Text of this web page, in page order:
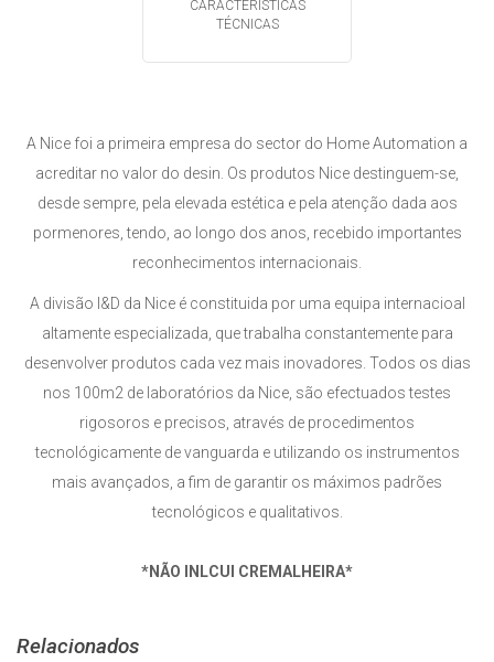
CARACTERÍSTICAS
TÉCNICAS
A Nice foi a primeira empresa do sector do Home Automation a
acreditar no valor do desin. Os produtos Nice destinguem-se,
desde sempre, pela elevada estética e pela atenção dada aos
pormenores, tendo, ao longo dos anos, recebido importantes
reconhecimentos internacionais.
A divisão I&D da Nice é constituida por uma equipa internacioal
altamente especializada, que trabalha constantemente para
desenvolver produtos cada vez mais inovadores. Todos os dias
nos 100m2 de laboratórios da Nice, são efectuados testes
rigosoros e precisos, através de procedimentos
tecnológicamente de vanguarda e utilizando os instrumentos
mais avançados, a fim de garantir os máximos padrões
tecnológicos e qualitativos.
*NÃO INLCUI CREMALHEIRA*
Relacionados